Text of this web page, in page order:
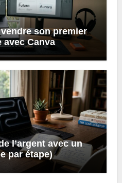
son premier
Canva
l’argent avec un
par étape)